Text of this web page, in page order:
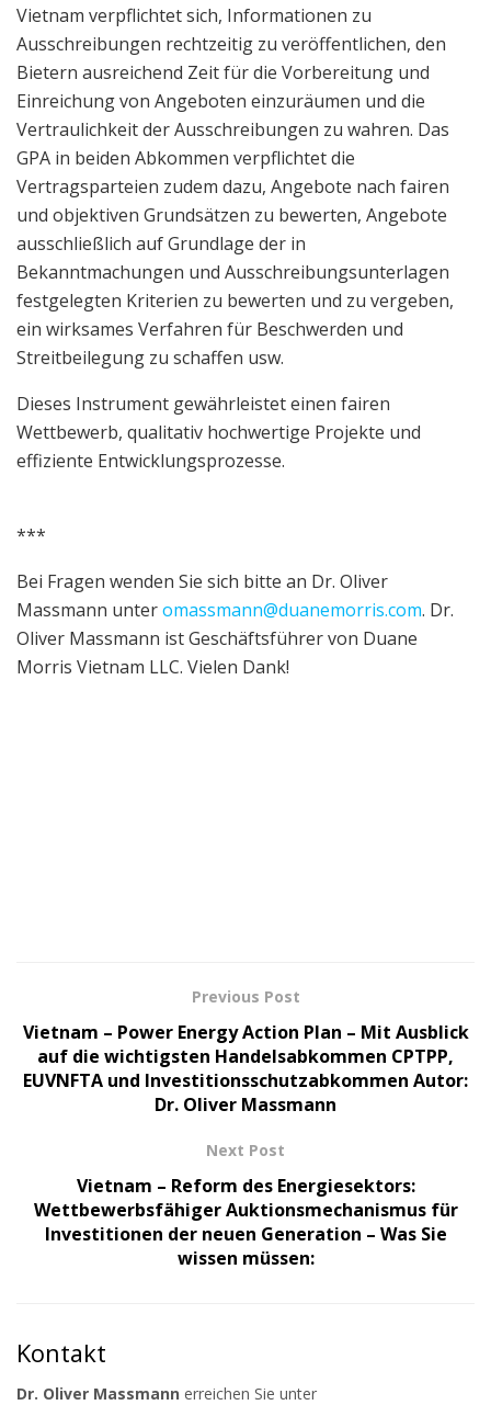
Vietnam verpflichtet sich, Informationen zu
Ausschreibungen rechtzeitig zu veröffentlichen, den
Bietern ausreichend Zeit für die Vorbereitung und
Einreichung von Angeboten einzuräumen und die
Vertraulichkeit der Ausschreibungen zu wahren. Das
GPA in beiden Abkommen verpflichtet die
Vertragsparteien zudem dazu, Angebote nach fairen
und objektiven Grundsätzen zu bewerten, Angebote
ausschließlich auf Grundlage der in
Bekanntmachungen und Ausschreibungsunterlagen
festgelegten Kriterien zu bewerten und zu vergeben,
ein wirksames Verfahren für Beschwerden und
Streitbeilegung zu schaffen usw.
Dieses Instrument gewährleistet einen fairen
Wettbewerb, qualitativ hochwertige Projekte und
effiziente Entwicklungsprozesse.
***
Bei Fragen wenden Sie sich bitte an Dr. Oliver
Massmann unteromassmann@duanemorris.com. Dr.
Oliver Massmann ist Geschäftsführer von Duane
Morris Vietnam LLC. Vielen Dank!
Previous Post
Vietnam – Power Energy Action Plan – Mit Ausblick
auf die wichtigsten Handelsabkommen CPTPP,
EUVNFTA und Investitionsschutzabkommen Autor:
Dr. Oliver Massmann
Next Post
Vietnam – Reform des Energiesektors:
Wettbewerbsfähiger Auktionsmechanismus für
Investitionen der neuen Generation – Was Sie
wissen müssen:
Kontakt
Dr. Oliver Massmann erreichen Sie unter